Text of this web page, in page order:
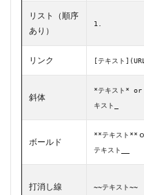
LaTeX
ークダウ
た
の意外な
リスト（順序
あり）
1.
リンク [テキスト
斜体
*テキスト* or
キスト_
ボールド
**テキスト**
テキスト__
打消し線 ~~テキスト~~